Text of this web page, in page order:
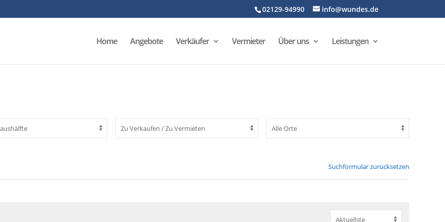
02129-94990 info@wundes.de
Home Angebote Verkäufer Vermieter Über uns Leistungen
Suchformular zurücksetzen